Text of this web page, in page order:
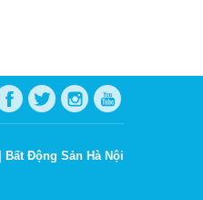
Bất Động Sản Hà Nội